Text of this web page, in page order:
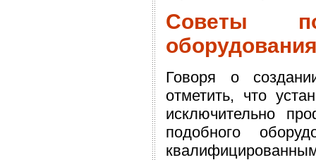
Советы
Говоря о
отметить, что
исключительно
подобного